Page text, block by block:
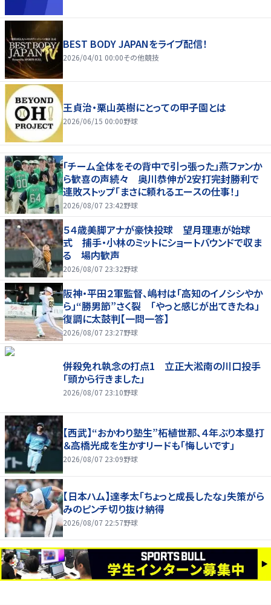
BEST BODY JAPANをライブ配信！
2026/04/01 00:00その他競技
王貞治・栗山英樹にとっての甲子園とは
2026/06/15 00:00野球
「チーム全体をその背中で引っ張った」燕ファンか
ら歓喜の声続々 奥川恭伸が2安打完封勝利で
連敗ストップ「まさに頼れるエースの仕事！」
2026/08/07 23:42野球
５４歳美脚アナが豪快投球 望月理恵が始球
式 捕手・小林のミットにショートバウンドで収ま
る 場内歓声
2026/08/07 23:32野球
阪神・平田２軍監督、嶋村は「高知のイノシシやか
ら」“勝男節”さく裂 「やっと感じが出てきたね」
復調に太鼓判【一問一答】
2026/08/07 23:27野球
併殺免れ執念の打点1 立正大淞南の川口投手
「頭から行きました」
2026/08/07 23:10野球
【西武】“おかわり塾生”柘植世那、４年ぶり本塁打
＆高橋光成を生かすリードも「悔しいです」
2026/08/07 23:09野球
【日本ハム】達孝太「ちょっと成長したな」失策がら
みのピンチ切り抜け納得
2026/08/07 22:57野球